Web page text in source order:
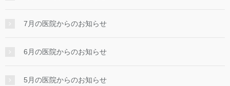
7月の医院からのお知らせ
6月の医院からのお知らせ
5月の医院からのお知らせ